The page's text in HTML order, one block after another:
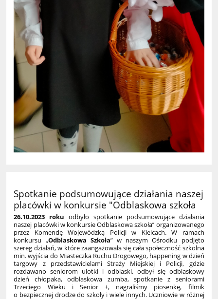
Spotkanie podsumowujące działania naszej
placówki w konkursie "Odblaskowa szkoła
26.10.2023 roku odbyło spotkanie podsumowujące działania
naszej placówki w konkursie Odblaskowa szkoła’’ organizowanego
przez Komendę Wojewódzką Policji w Kielcach. W ramach
konkursu „Odblaskowa Szkoła” w naszym Ośrodku podjęto
szereg działań, w które zaangażowała się cała społeczność szkolna
min. wyjścia do Miasteczka Ruchu Drogowego, happening w dzień
targowy z przedstawicielami Straży Miejskiej i Policji, gdzie
rozdawano seniorom ulotki i odblaski, odbył się odblaskowy
dzień chłopaka, odblaskowa zumba, spotkanie z seniorami
Trzeciego Wieku i Senior +, nagraliśmy piosenkę, filmik
o bezpiecznej drodze do szkoły i wiele innych. Uczniowie w różnej